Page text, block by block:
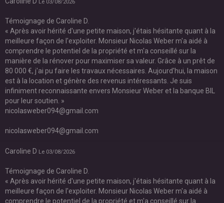
Le 03/08/2026
Témoignage de Caroline D.
« Après avoir hérité d'une petite maison, j'étais hésitante quant à la
meilleure façon de l'exploiter. Monsieur Nicolas Weber m'a aidé à
comprendre le potentiel de la propriété et m'a conseillé sur la
manière de la rénover pour maximiser sa valeur. Grâce à un prêt de
80 000 €, j'ai pu faire les travaux nécessaires. Aujourd'hui, la maison
est à la location et génère des revenus intéressants. Je suis
infiniment reconnaissante envers Monsieur Weber et la banque BIL
pour leur soutien. »
nicolasweber094@gmail.com
nicolasweber094@gmail.com
Caroline D Le 03/08/2026
Témoignage de Caroline D.
« Après avoir hérité d'une petite maison, j'étais hésitante quant à la
meilleure façon de l'exploiter. Monsieur Nicolas Weber m'a aidé à
comprendre le potentiel de la propriété et m'a conseillé sur la